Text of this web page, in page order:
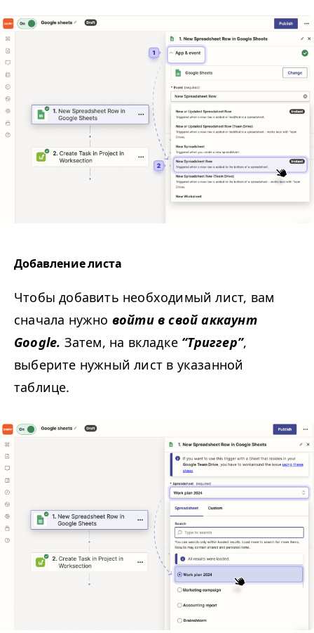
Добавление листа
Чтобы добавить необходимый лист, вам
сначала нужно войти в свой аккаунт
Google. Затем, на вкладке “Триггер”,
выберите нужный лист в указанной
таблице.